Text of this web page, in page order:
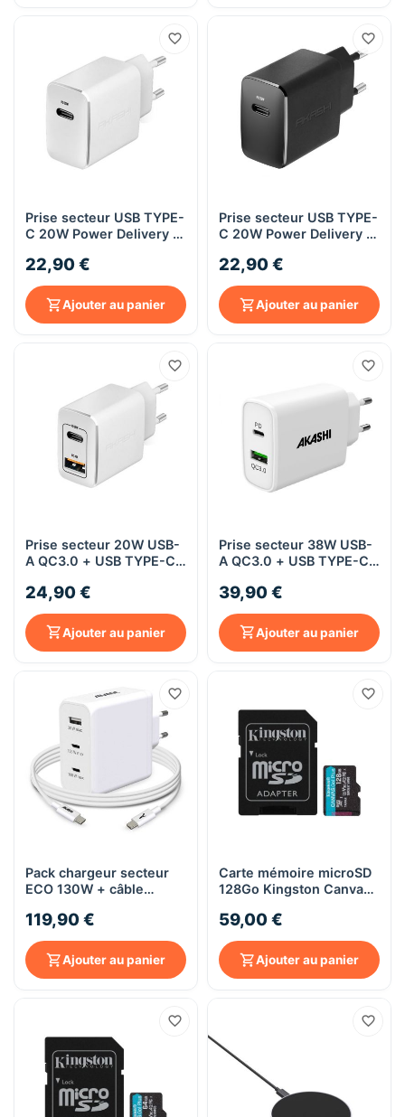
Prise secteur USB TYPE-
C 20W Power Delivery -
22,90 €
Ajouter au panier
Prise secteur USB TYPE-
C 20W Power Delivery -
22,90 €
Ajouter au panier
Prise secteur 20W USB-
A QC3.0 + USB TYPE-C
24,90 €
Ajouter au panier
Prise secteur 38W USB-
A QC3.0 + USB TYPE-C
39,90 €
Ajouter au panier
Pack chargeur secteur
ECO 130W + câble
Akashi
119,90 €
Ajouter au panier
Carte mémoire microSD
128Go Kingston Canvas
59,00 €
Ajouter au panier